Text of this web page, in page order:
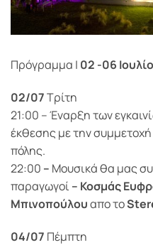
Πρόγραμμα | 02 -06
02/07Τρίτη
21:00 – Έναρξη των
έκθεσης με την
πόλης.
22:00 – Μουσικά θα μας
παραγωγοί – Κοσμάς
Μπινοπούλουαπο το
04/07 Πέμπτη